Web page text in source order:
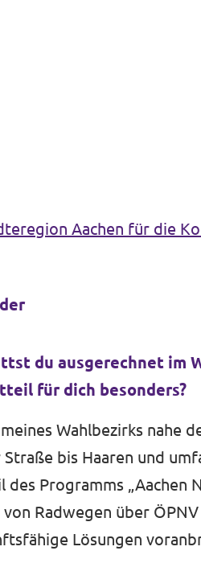
Aachen für die
du ausgerechnet im
für dich besonders?
Wahlbezirks nahe
bis Haaren und
des Programms
Radwegen über
Lösungen